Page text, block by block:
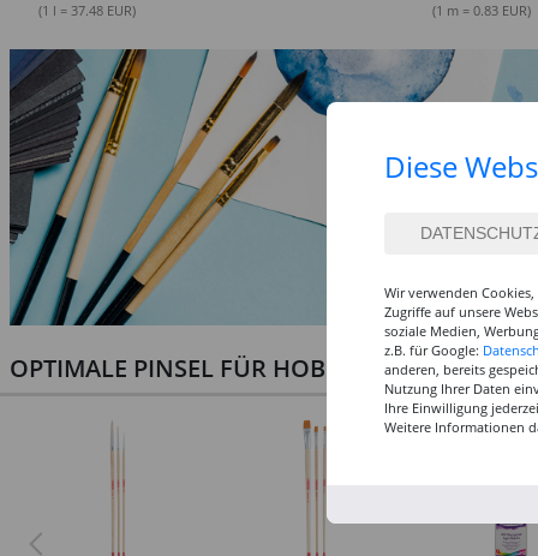
(1 l = 37.48 EUR) (1 m = 0.83 EUR)
OPTIMALE PINSEL FÜR HOBBY & KUNST
Diese
Wir verwenden
Zugriffe auf unsere
soziale Medien,
z.B. für Google:
anderen, bereits
Nutzung Ihrer Daten
Ihre Einwilligung
Weitere Informationen